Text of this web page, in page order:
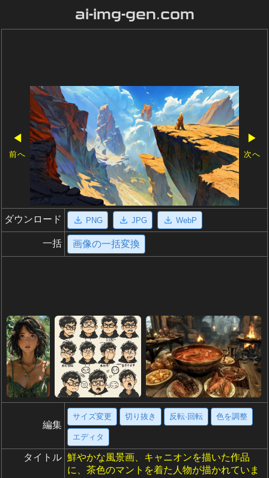
ai-img-gen.com
◀
前へ
▶
次へ
ダウンロード PNG JPG WebP
一括 画像の一括変換
編集
サイズ変更 切り抜き 反転·回転 色を調整
エディタ
タイトル 鮮やかな風景画、キャニオンを描いた作品
に、茶色のマントを着た人物が描かれていま